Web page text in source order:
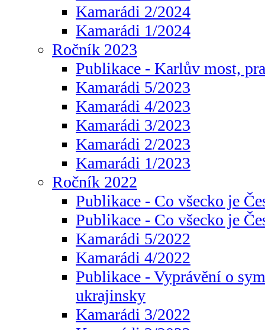
Kamarádi 2/2024
Kamarádi 1/2024
Ročník 2023
Publikace - Karlův most,
Kamarádi 5/2023
Kamarádi 4/2023
Kamarádi 3/2023
Kamarádi 2/2023
Kamarádi 1/2023
Ročník 2022
Publikace - Co všecko je
Publikace - Co všecko je
Kamarádi 5/2022
Kamarádi 4/2022
Publikace - Vyprávění o
ukrajinsky
Kamarádi 3/2022